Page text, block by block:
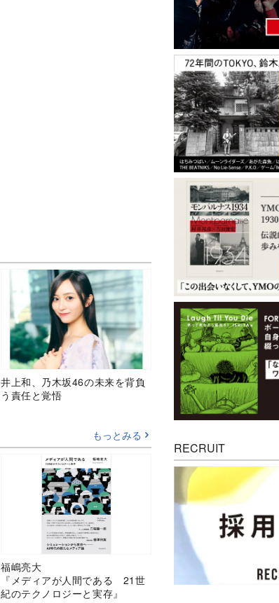
井上和、乃木坂46の未来を背負
う責任と覚悟
もっとみる
福嶋亮大
『メディアが人間である 21世
紀のテクノロジーと実存』
RECRUIT